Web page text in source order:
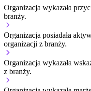
Organizacja wykazała
branży.
Organizacja posiadała
organizacji z branży.
Organizacja wykazała
z branży.